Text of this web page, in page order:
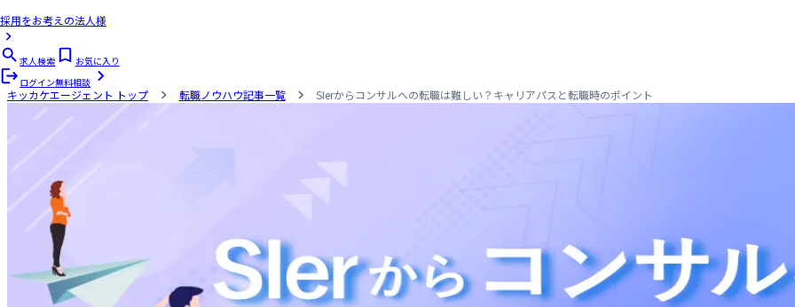
採用をお考えの法人様
求人検索
お気に入り
ログイン無料相談
キッカケエージェント トップ 転職ノウハウ記事一覧 SIerからコンサルへの転職は難しい？キャリアパスと転職時のポイント